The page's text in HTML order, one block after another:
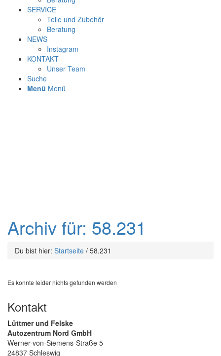
SERVICE
Teile und Zubehör
Beratung
NEWS
Instagram
KONTAKT
Unser Team
Suche
Menü Menü
Archiv für: 58.231
Du bist hier: Startseite / 58.231
Es konnte leider nichts gefunden werden
Kontakt
Lüttmer und Felske
Autozentrum Nord GmbH
Werner-von-Siemens-Straße 5
24837 Schleswig